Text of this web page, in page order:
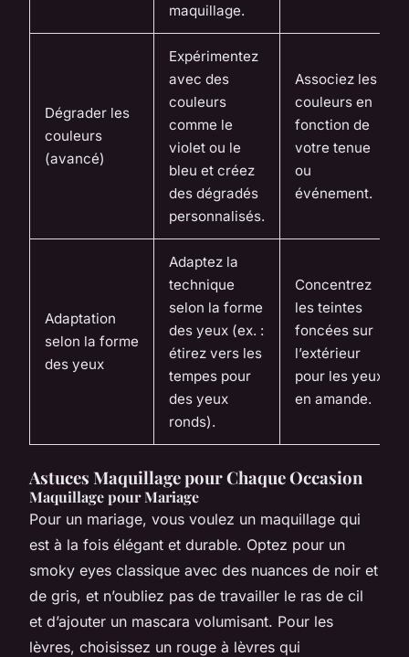
maquillage.
Dégrader les
couleurs
(avancé)
Expérimentez
avec des
couleurs
comme le
violet ou le
bleu et créez
des dégradés
personnalisés.
Associez les
couleurs en
fonction de
votre tenue
ou
événement.
Adaptation
selon la forme
des yeux
Adaptez la
technique
selon la forme
des yeux (ex. :
étirez vers les
tempes pour
des yeux
ronds).
Concentrez
les teintes
foncées sur
l’extérieur
pour les yeux
en amande.
Astuces Maquillage pour Chaque Occasion
Maquillage pour Mariage
Pour un mariage, vous voulez un maquillage qui
est à la fois élégant et durable. Optez pour un
smoky eyes classique avec des nuances de noir et
de gris, et n’oubliez pas de travailler le ras de cil
et d’ajouter un mascara volumisant. Pour les
lèvres, choisissez un rouge à lèvres qui